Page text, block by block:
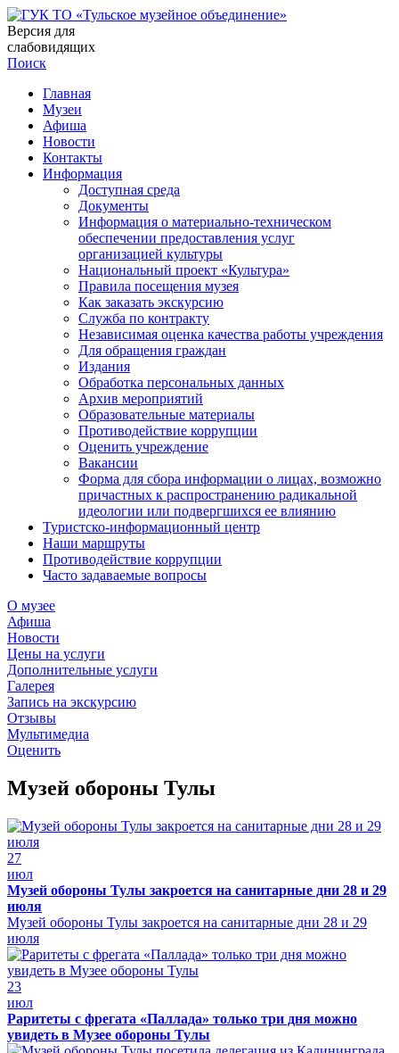
Версия для
слабовидящих
Поиск
Главная
Музеи
Афиша
Новости
Контакты
Информация
Доступная среда
Документы
Информация о материально-техническом
обеспечении предоставления услуг
организацией культуры
Национальный проект «Культура»
Правила посещения музея
Как заказать экскурсию
Служба по контракту
Независимая оценка качества работы учреждения
Для обращения граждан
Издания
Обработка персональных данных
Архив мероприятий
Образовательные материалы
Противодействие коррупции
Оценить учреждение
Вакансии
Форма для сбора информации о лицах, возможно
причастных к распространению радикальной
идеологии или подвергшихся ее влиянию
Туристско-информационный центр
Наши маршруты
Противодействие коррупции
Часто задаваемые вопросы
О музее
Афиша
Новости
Цены на услуги
Дополнительные услуги
Галерея
Запись на экскурсию
Отзывы
Мультимедиа
Оценить
Музей обороны Тулы
27
июл
Музей обороны Тулы закроется на санитарные дни 28 и 29
июля
Музей обороны Тулы закроется на санитарные дни 28 и 29
июля
23
июл
Раритеты с фрегата «Паллада» только три дня можно
увидеть в Музее обороны Тулы